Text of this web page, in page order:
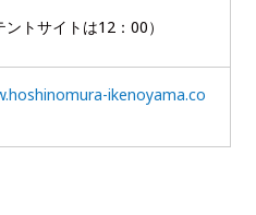
トサイトは12：00）
ikenoyama.co